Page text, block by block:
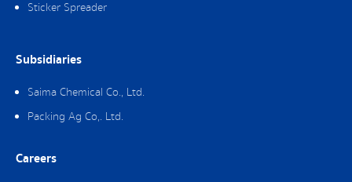
Sticker Spreader
Subsidiaries
Saima Chemical Co., Ltd.
Packing Ag Co,. Ltd.
Careers